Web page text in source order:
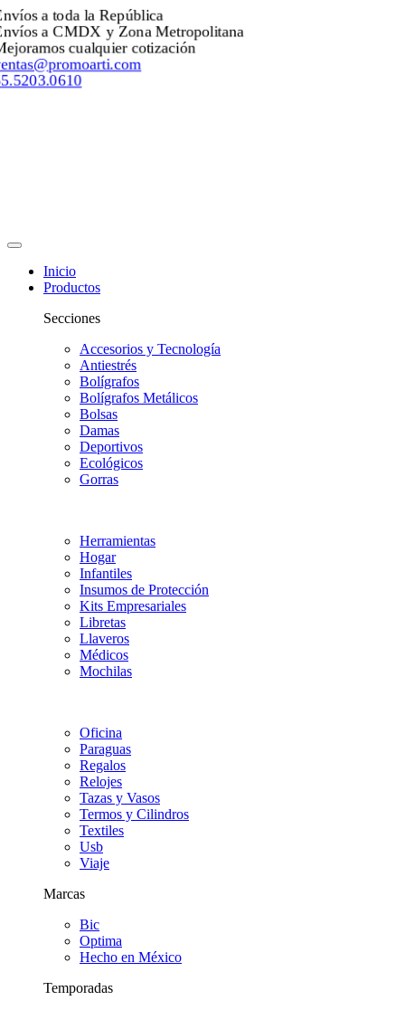
Envíos a toda la República
Envíos a CMDX y Zona Metropolitana
Mejoramos cualquier cotización
ventas@promoarti.com
55.5203.0610
Inicio
Productos
Secciones
Accesorios y Tecnología
Antiestrés
Bolígrafos
Bolígrafos Metálicos
Bolsas
Damas
Deportivos
Ecológicos
Gorras
Herramientas
Hogar
Infantiles
Insumos de Protección
Kits Empresariales
Libretas
Llaveros
Médicos
Mochilas
Oficina
Paraguas
Regalos
Relojes
Tazas y Vasos
Termos y Cilindros
Textiles
Usb
Viaje
Marcas
Bic
Optima
Hecho en México
Temporadas